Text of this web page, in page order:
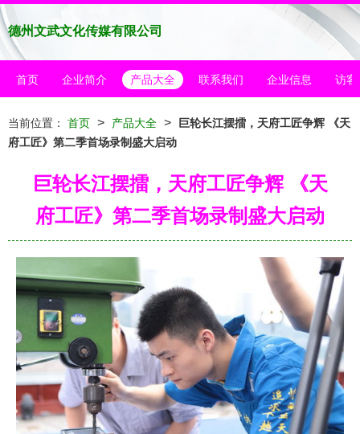
德州文武文化传媒有限公司
首页 企业简介 产品大全 联系我们 企业信息 访客
当前位置： 首页 > 产品大全 >
巨轮长江摆擂，天府工匠争辉 《天
府工匠》第二季首场录制盛大启动
巨轮长江摆擂，天府工匠争辉 《天
府工匠》第二季首场录制盛大启动